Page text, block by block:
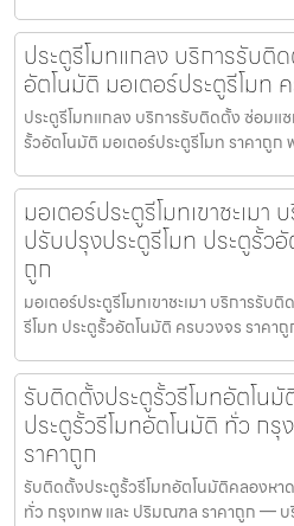
ประตูรีโมทแกลง บริการรับติ
อัตโนมัติ มอเตอร์ประตูรีโมท
ประตูรีโมทแกลง บริการรับติดตั้ง ซ่อมแซ
รั้วอัตโนมัติ มอเตอร์ประตูรีโมท ราคาถูก
มอเตอร์ประตูรีโมทเขาชะเม
ปรับปรุงประตูรีโมท ประตูรั้ว
ถูก
มอเตอร์ประตูรีโมทเขาชะเมา บริการรั
รีโมท ประตูรั้วอัตโนมัติ ครบวงจร ราคา
รับติดตั้งประตูรั้วรีโมทอัตโน
ประตูรั้วรีโมทอัตโนมัติ ทั่ว ก
ราคาถูก
รับติดตั้งประตูรั้วรีโมทอัตโนมัติคลองห
ทั่ว กรุงเทพ และ ปริมณฑล ราคาถูก —